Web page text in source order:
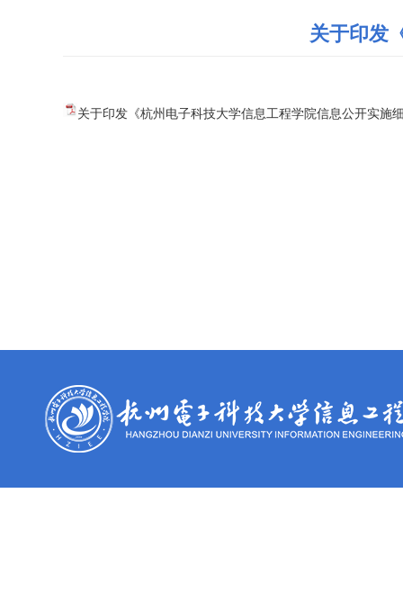
关于印发
关于印发《杭州电子科技大学信息工程学院信息公开实施